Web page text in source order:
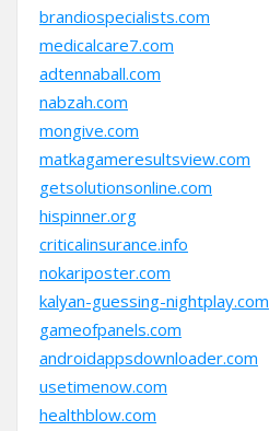
brandiospecialists.com
medicalcare7.com
adtennaball.com
nabzah.com
mongive.com
matkagameresultsview.com
getsolutionsonline.com
hispinner.org
criticalinsurance.info
nokariposter.com
kalyan-guessing-nightplay.com
gameofpanels.com
androidappsdownloader.com
usetimenow.com
healthblow.com